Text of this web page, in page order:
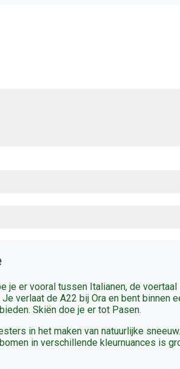
je er vooral tussen Italianen, de
verlaat de A22 bij Ora en bent binnen
Skiën doe je er tot Pasen.
in het maken van natuurlijke
in verschillende kleurnuances is